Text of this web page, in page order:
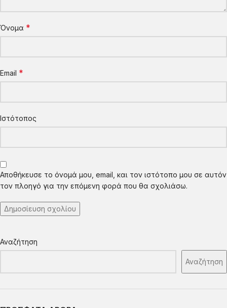
Όνομα *
Email *
Ιστότοπος
Αποθήκευσε το όνομά μου, email, και τον ιστότοπο μου σε αυτόν
τον πλοηγό για την επόμενη φορά που θα σχολιάσω.
Αναζήτηση
Αναζήτηση